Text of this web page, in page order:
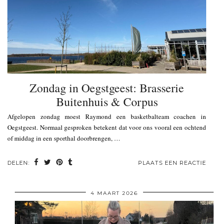
Zondag in Oegstgeest: Brasserie
Buitenhuis & Corpus
Afgelopen zondag moest Raymond een basketbalteam coachen in
Oegstgeest. Normaal gesproken betekent dat voor ons vooral een ochtend
of middag in een sporthal doorbrengen, …
DELEN: PLAATS EEN REACTIE
4 MAART 2026